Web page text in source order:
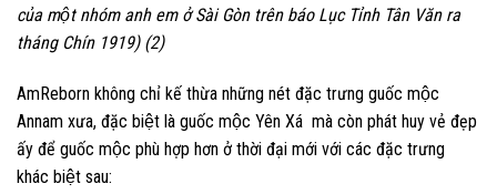
của một nhóm anh em ở Sài Gòn trên báo Lục Tỉnh Tân Văn ra
tháng Chín 1919) (2)
AmReborn không chỉ kế thừa những nét đặc trưng guốc mộc
Annam xưa, đặc biệt là guốc mộc Yên Xá mà còn phát huy vẻ đẹp
ấy để guốc mộc phù hợp hơn ở thời đại mới với các đặc trưng
khác biệt sau: